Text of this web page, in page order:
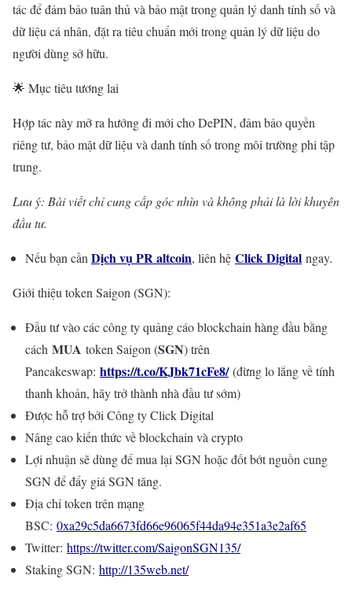
tác để đảm bảo tuân thủ và bảo mật trong quản lý danh tính số và
dữ liệu cá nhân, đặt ra tiêu chuẩn mới trong quản lý dữ liệu do
người dùng sở hữu.
🌟 Mục tiêu tương lai
Hợp tác này mở ra hướng đi mới cho DePIN, đảm bảo quyền
riêng tư, bảo mật dữ liệu và danh tính số trong môi trường phi tập
trung.
Lưu ý: Bài viết chỉ cung cấp góc nhìn và không phải là lời khuyên
đầu tư.
Nếu bạn cầnDịch vụ PR altcoin, liên hệ Click Digital ngay.
Giới thiệu token Saigon (SGN):
Đầu tư vào các công ty quảng cáo blockchain hàng đầu bằng
cách MUA token Saigon (SGN) trên
Pancakeswap: https://t.co/KJbk71cFe8/(đừng lo lắng về tính
thanh khoản, hãy trở thành nhà đầu tư sớm)
Được hỗ trợ bởi Công ty Click Digital
Nâng cao kiến thức về blockchain và crypto
Lợi nhuận sẽ dùng để mua lại SGN hoặc đốt bớt nguồn cung
SGN để đẩy giá SGN tăng.
Địa chỉ token trên mạng
BSC: 0xa29c5da6673fd66e96065f44da94e351a3e2af65
Twitter: https://twitter.com/SaigonSGN135/
Staking SGN: http://135web.net/